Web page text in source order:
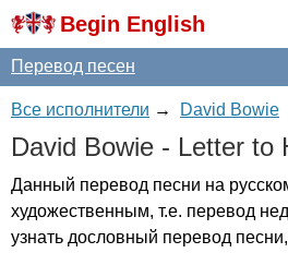
Begin English
Перевод песен
Все исполнители → David Bowie
David Bowie - Letter to
Данный перевод песни на
художественным, т.е. перевод
узнать дословный перевод